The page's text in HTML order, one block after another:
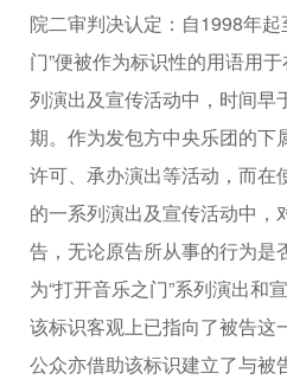
院二审判决认定：自1998年
门”便被作为标识性的用语用
列演出及宣传活动中，时间早
期。作为发包方中央乐团的下
许可、承办演出等活动，而在
的一系列演出及宣传活动中，
告，无论原告所从事的行为是
为“打开音乐之门”系列演出和
该标识客观上已指向了被告这
公众亦借助该标识建立了与被